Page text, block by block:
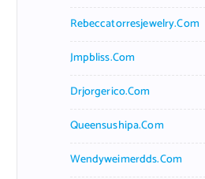
Rebeccatorresjewelry.com
Jmpbliss.com
Drjorgerico.com
Queensushipa.com
Wendyweimerdds.com